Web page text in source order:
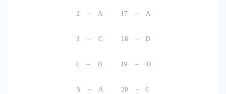
2 – A 17 – A
3 – C 18 – D
4 – B 19 – D
5 – A 20 – C